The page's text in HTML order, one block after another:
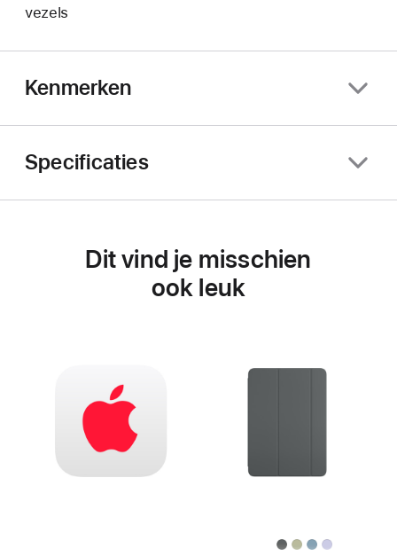
vezels
Kenmerken
Specificaties
Dit vind je misschien
ook leuk